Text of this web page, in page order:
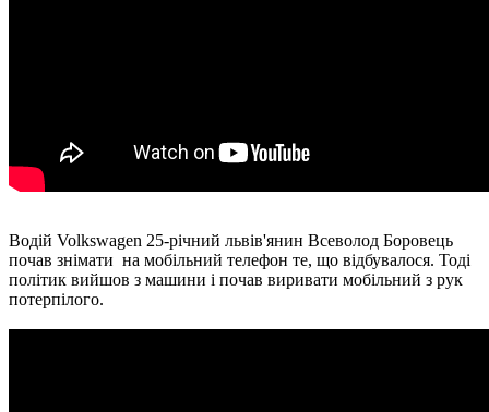
Водій Volkswagen 25-річний львів'янин Всеволод Боровець
почав знімати на мобільний телефон те, що відбувалося. Тоді
політик вийшов з машини і почав виривати мобільний з рук
потерпілого.